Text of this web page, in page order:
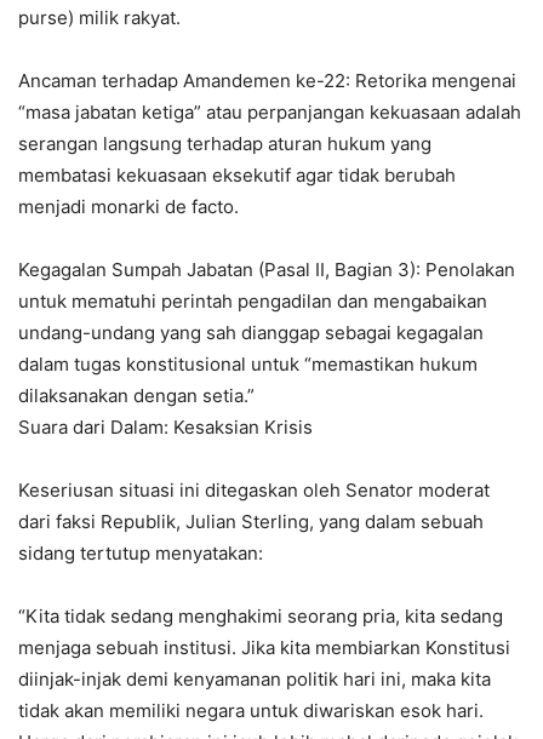
purse) milik rakyat.
Ancaman terhadap Amandemen ke-22: Retorika mengenai
“masa jabatan ketiga” atau perpanjangan kekuasaan adalah
serangan langsung terhadap aturan hukum yang
membatasi kekuasaan eksekutif agar tidak berubah
menjadi monarki de facto.
Kegagalan Sumpah Jabatan (Pasal II, Bagian 3): Penolakan
untuk mematuhi perintah pengadilan dan mengabaikan
undang-undang yang sah dianggap sebagai kegagalan
dalam tugas konstitusional untuk “memastikan hukum
dilaksanakan dengan setia.”
Suara dari Dalam: Kesaksian Krisis
Keseriusan situasi ini ditegaskan oleh Senator moderat
dari faksi Republik, Julian Sterling, yang dalam sebuah
sidang tertutup menyatakan:
“Kita tidak sedang menghakimi seorang pria, kita sedang
menjaga sebuah institusi. Jika kita membiarkan Konstitusi
diinjak-injak demi kenyamanan politik hari ini, maka kita
tidak akan memiliki negara untuk diwariskan esok hari.